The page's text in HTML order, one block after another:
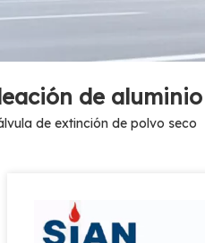
de
de extinción de polvo seco